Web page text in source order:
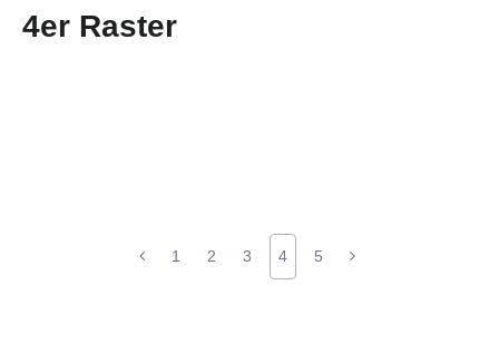
4er Raster
1 2 3 4 5